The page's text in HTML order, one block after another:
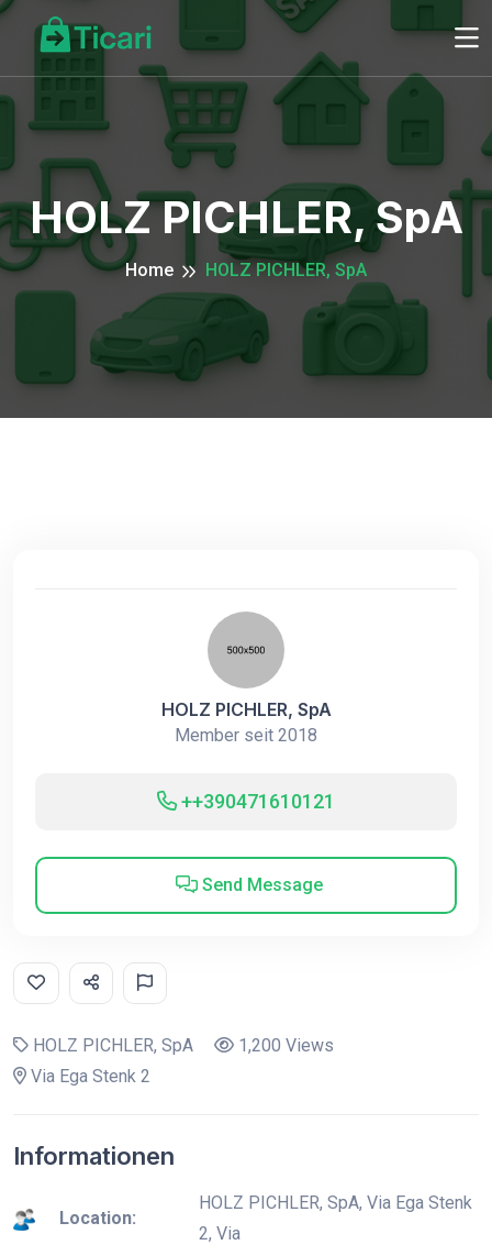
HOLZ PICHLER, SpA
Home HOLZ PICHLER, SpA
HOLZ PICHLER, SpA
Member seit 2018
++390471610121
Send Message
HOLZ PICHLER, SpA
1,200 Views
Via Ega Stenk 2
Informationen
Location:
HOLZ PICHLER, SpA, Via Ega Stenk
2, Via